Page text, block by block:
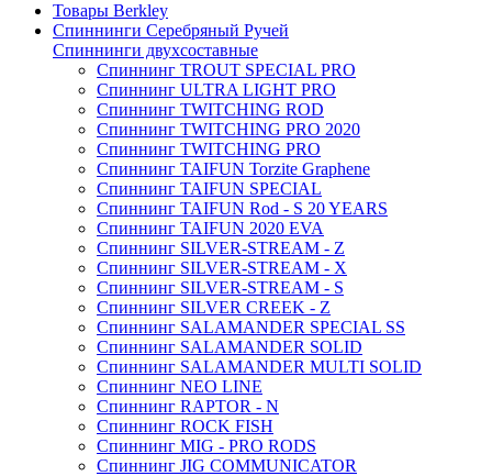
Товары Berkley
Спиннинги Серебряный Ручей
Спиннинги двухсоставные
Спиннинг TROUT SPECIAL PRO
Спиннинг ULTRA LIGHT PRO
Спиннинг TWITCHING ROD
Спиннинг TWITCHING PRO 2020
Спиннинг TWITCHING PRO
Спиннинг TAIFUN Torzite Graphene
Спиннинг TAIFUN SPECIAL
Спиннинг TAIFUN Rod - S 20 YEARS
Спиннинг TAIFUN 2020 EVA
Спиннинг SILVER-STREAM - Z
Спиннинг SILVER-STREAM - X
Спиннинг SILVER-STREAM - S
Спиннинг SILVER CREEK - Z
Спиннинг SALAMANDER SPECIAL SS
Спиннинг SALAMANDER SOLID
Спиннинг SALAMANDER MULTI SOLID
Спиннинг NEO LINE
Спиннинг RAPTOR - N
Спиннинг ROCK FISH
Спиннинг MIG - PRO RODS
Спиннинг JIG COMMUNICATOR